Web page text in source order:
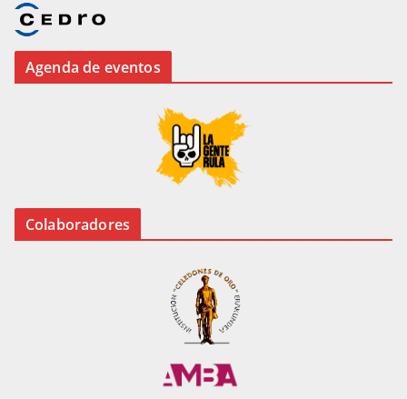
Agenda de eventos
Colaboradores